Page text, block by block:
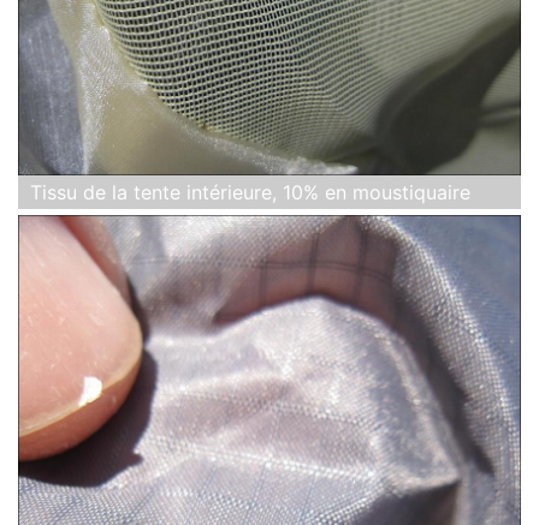
Tissu de la tente intérieure, 10% en moustiquaire